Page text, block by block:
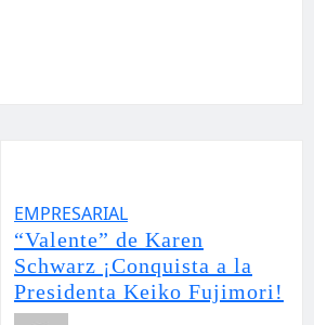
EMPRESARIAL
“Valente” de Karen
Schwarz ¡Conquista a la
Presidenta Keiko Fujimori!